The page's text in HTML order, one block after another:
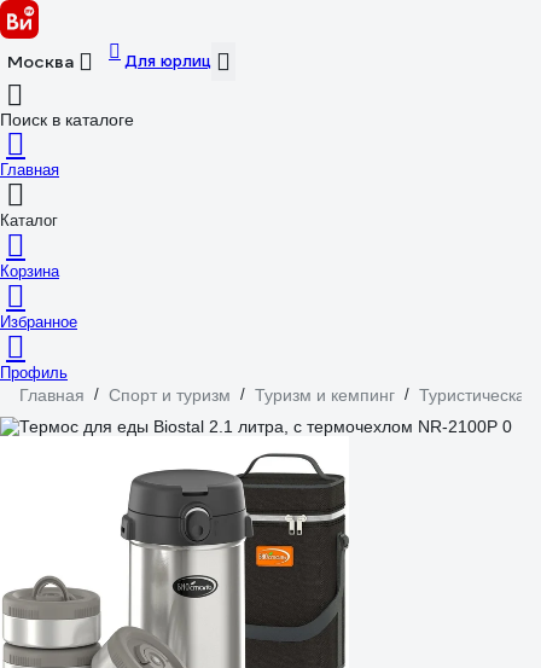
Москва Для юрлиц
Поиск в каталоге
Главная
Каталог
Корзина
Избранное
Профиль
Главная / Спорт и туризм / Туризм и кемпинг / Туристическая